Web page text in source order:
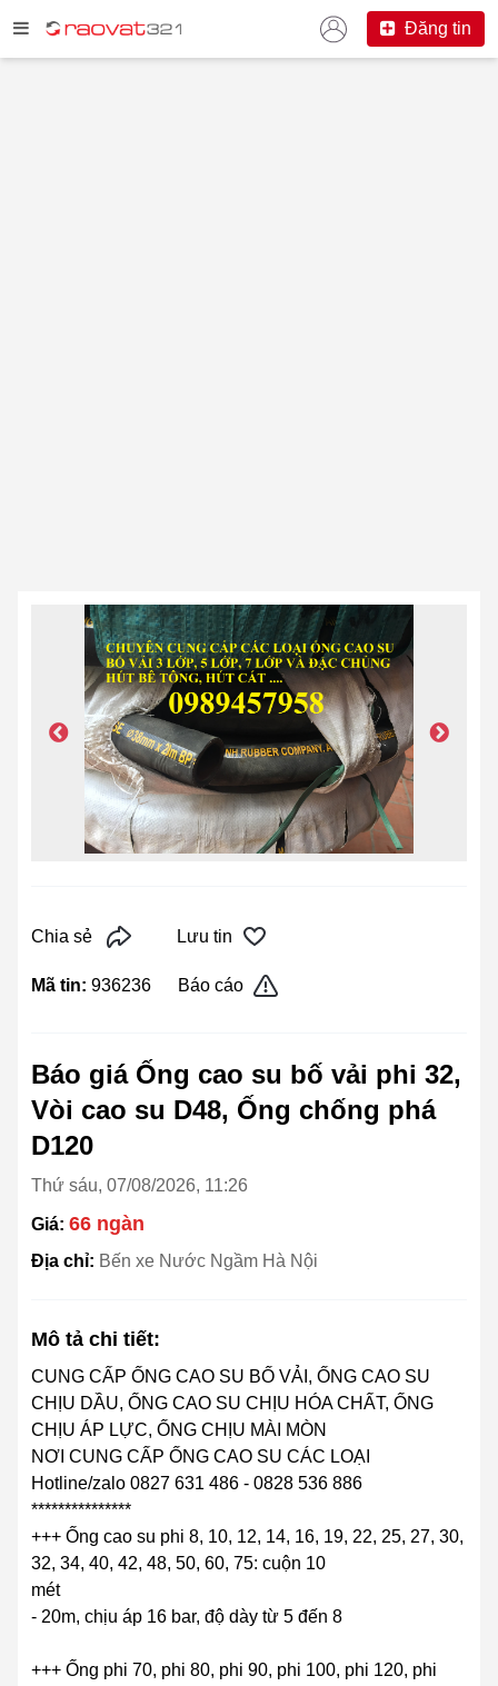
Đăng tin
Chia sẻ Lưu tin
Mã tin: 936236 Báo cáo
Báo giá Ống cao su bố vải phi 32,
Vòi cao su D48, Ống chống phá
D120
Thứ sáu, 07/08/2026, 11:26
Giá: 66 ngàn
Địa chỉ: Bến xe Nước Ngầm Hà Nội
Mô tả chi tiết:
CUNG CẤP ỐNG CAO SU BỐ VẢI, ỐNG CAO SU
CHỊU DẦU, ỐNG CAO SU CHỊU HÓA CHẤT, ỐNG
CHỊU ÁP LỰC, ỐNG CHỊU MÀI MÒN
NƠI CUNG CẤP ỐNG CAO SU CÁC LOẠI
Hotline/zalo 0827 631 486 - 0828 536 886
***************
+++ Ống cao su phi 8, 10, 12, 14, 16, 19, 22, 25, 27, 30,
32, 34, 40, 42, 48, 50, 60, 75: cuộn 10
mét
- 20m, chịu áp 16 bar, độ dày từ 5 đến 8
+++ Ống phi 70, phi 80, phi 90, phi 100, phi 120, phi